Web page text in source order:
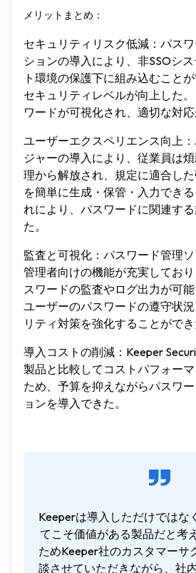
メリットまとめ：
セキュリティリスク低減：パス
ションの導入により、非SSOシ
ト環境の保護下に組み込むこと
セキュリティレベルが向上した
ワードが可視化され、適切な対応
ユーザーエクスペリエンス向上
ジャーの導入により、従業員は
理から解放され、規定に適合し
を簡単に生成・保管・入力でき
れにより、パスワードに関連す
た。
監査と可視化：パスワード管理ソ
管理者向けの機能が充実してお
スワードの監査やログ出力が可
ユーザーのパスワードの遵守状
リティ対策を強化することができ
導入コストの削減：Keeper
製品と比較してコストパフォー
ため、予算を抑えながらパスワ
ョンを導入できた。
Keeperは導入しただけではな
てこそ価値がある製品だと考
ためKeeper社のカスタマーサ
談させていただきながら、社